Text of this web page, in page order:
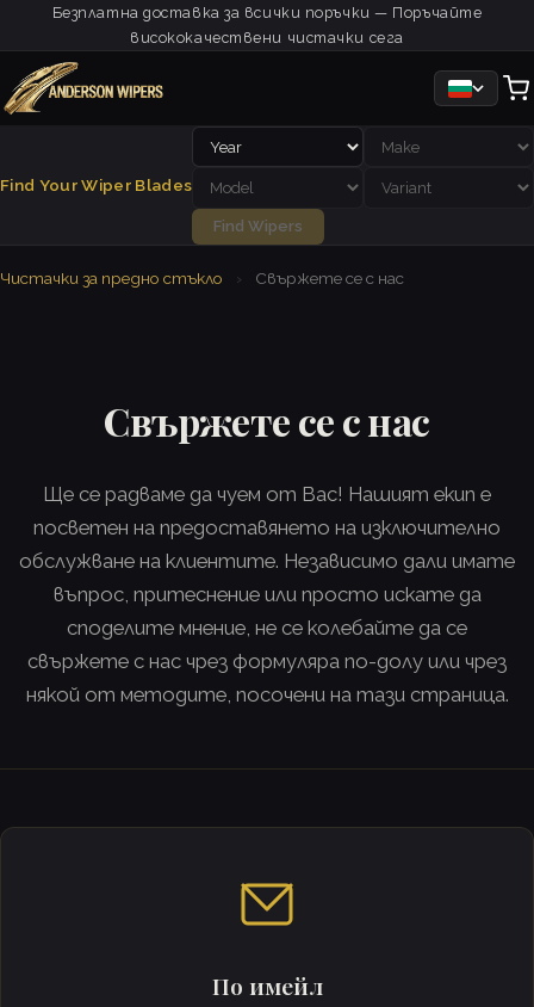
Безплатна доставка за всички поръчки — Поръчайте
висококачествени чистачки сега
Find Your Wiper Blades
Find Wipers
Чистачки за предно стъкло › Свържете се с нас
Свържете се с нас
Ще се радваме да чуем от Вас! Нашият екип е
посветен на предоставянето на изключително
обслужване на клиентите. Независимо дали имате
въпрос, притеснение или просто искате да
споделите мнение, не се колебайте да се
свържете с нас чрез формуляра по-долу или чрез
някой от методите, посочени на тази страница.
По имейл